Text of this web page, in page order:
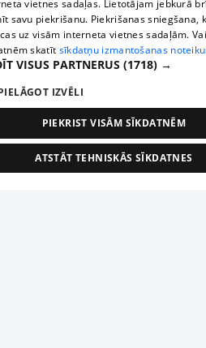
vietnes sadaļas. Lietotājam jebkurā
savu piekrišanu. Piekrišanas sniegšana,
uz visām interneta vietnes sadaļām.
skatīt sīkdatņu izmantošanas
VISUS PARTNERUS (1718) →
IZVĒLI
PIEKRIST VISĀM SĪKDATNĒM
ATSTĀT TEHNISKĀS SĪKDATNES